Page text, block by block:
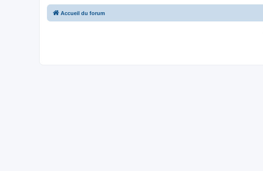
Accueil du forum